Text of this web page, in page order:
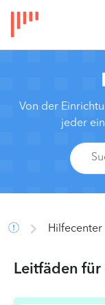
Von der
jeder
Hilfecenter
Leitfäden für